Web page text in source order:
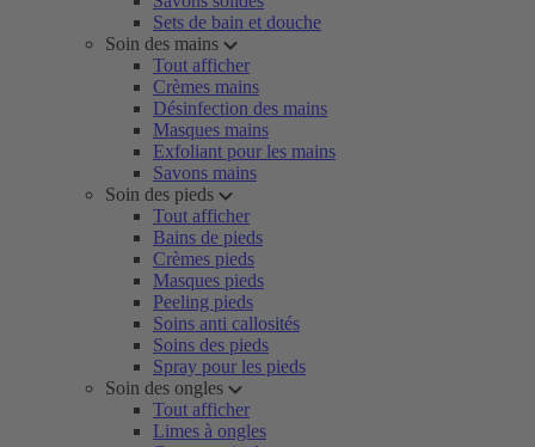
Sets de bain et douche
Soin des mains
Tout afficher
Crèmes mains
Désinfection des mains
Masques mains
Exfoliant pour les mains
Savons mains
Soin des pieds
Tout afficher
Bains de pieds
Crèmes pieds
Masques pieds
Peeling pieds
Soins anti callosités
Soins des pieds
Spray pour les pieds
Soin des ongles
Tout afficher
Limes à ongles